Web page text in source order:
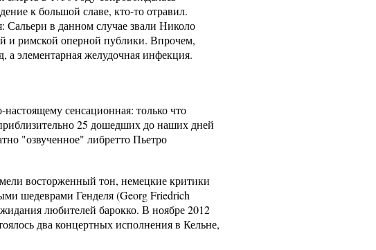
к большой славе, кто-то отравил.
Сальери в данном случае звали Николо
и римской оперной публики. Впрочем,
элементарная желудочная инфекция.
сенсационная: только что
25 дошедших до наших дней
"озвученное" либретто Пьетро
восторженный тон, немецкие критики
шедеврами Генделя (Georg Friedrich
любителей барокко. В ноябре 2012
два концертных исполнения в Кельне,